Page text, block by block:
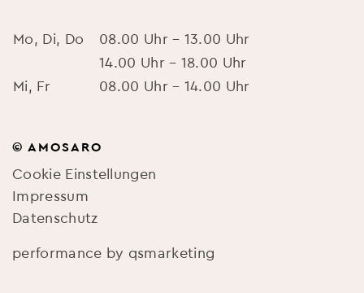
Mo, Di, Do
08.00 Uhr – 13.00 Uhr
14.00 Uhr – 18.00 Uhr
Mi, Fr
08.00 Uhr – 14.00 Uhr
© AMOSARO
Cookie Einstellungen
Impressum
Datenschutz
performance by qsmarketing